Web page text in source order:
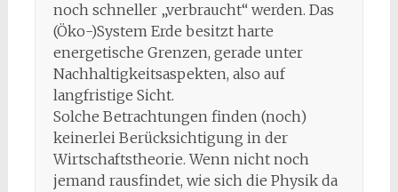
noch schneller „verbraucht“ werden. Das
(Öko-)System Erde besitzt harte
energetische Grenzen, gerade unter
Nachhaltigkeitsaspekten, also auf
langfristige Sicht.
Solche Betrachtungen finden (noch)
keinerlei Berücksichtigung in der
Wirtschaftstheorie. Wenn nicht noch
jemand rausfindet, wie sich die Physik da